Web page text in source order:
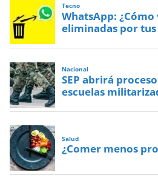
Tecno
WhatsApp:
eliminadas por
Nacional
SEP abrirá
escuelas
Salud
¿Comer menos